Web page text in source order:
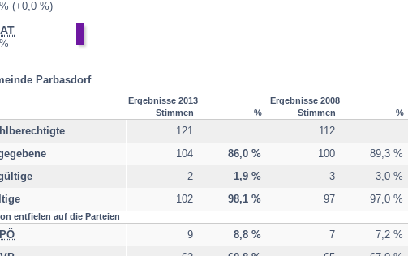
2008:
0,0 %
Differenz:
+0,0 %
Parbasdorf
Ergebnisse 2013 Ergebnisse 2008
Stimmen
% Stimmen %
121 112
104 86,0 % 100 89,3 %
2 1,9 % 3 3,0 %
102 98,1 % 97 97,0 %
entfielen auf die Parteien
9 8,8 % 7 7,2 %